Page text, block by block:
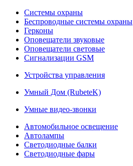
Системы охраны
Беспроводные системы охраны
Герконы
Оповещатели звуковые
Оповещатели световые
Сигнализации GSM
Устройства управления
Умный Дом (RubeteK)
Умные видео-звонки
Автомобильное освещение
Автолампы
Светодиодные балки
Светодиодные фары